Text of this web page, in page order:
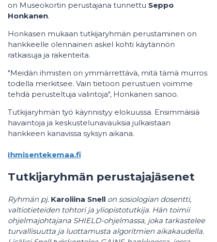
on Museokortin perustajana tunnettu Seppo
Honkanen.
Honkasen mukaan tutkijaryhmän perustaminen on
hankkeelle olennainen askel kohti käytännön
ratkaisuja ja rakenteita.
"Meidän ihmisten on ymmärrettävä, mitä tämä murros
todella merkitsee. Vain tietoon perustuen voimme
tehdä perusteltuja valintoja", Honkanen sanoo.
Tutkijaryhmän työ käynnistyy elokuussa. Ensimmäisiä
havaintoja ja keskustelunavauksia julkaistaan
hankkeen kanavissa syksyn aikana.
Ihmisentekemaa.fi
Tutkijaryhmän perustajajäsenet
Ryhmän pj. Karoliina Snell on sosiologian dosentti,
valtiotieteiden tohtori ja yliopistotutkija. Hän toimii
ohjelmajohtajana SHIELD-ohjelmassa, joka tarkastelee
turvallisuutta ja luottamusta algoritmien aikakaudella.